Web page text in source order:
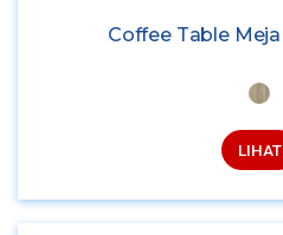
Coffee Table
LIHAT